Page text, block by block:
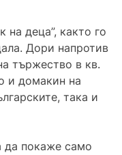
на деца”, както го
Дори напротив
тържество в кв.
и домакин на
така и
да покаже само